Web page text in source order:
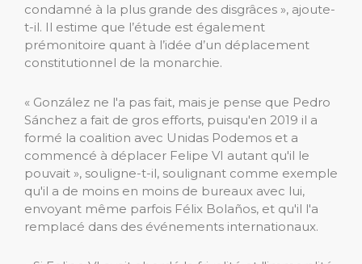
condamné à la plus grande des disgrâces », ajoute-
t-il. Il estime que l’étude est également
prémonitoire quant à l’idée d’un déplacement
constitutionnel de la monarchie.
« González ne l'a pas fait, mais je pense que Pedro
Sánchez a fait de gros efforts, puisqu'en 2019 il a
formé la coalition avec Unidas Podemos et a
commencé à déplacer Felipe VI autant qu'il le
pouvait », souligne-t-il, soulignant comme exemple
qu'il a de moins en moins de bureaux avec lui,
envoyant même parfois Félix Bolaños, et qu'il l'a
remplacé dans des événements internationaux.